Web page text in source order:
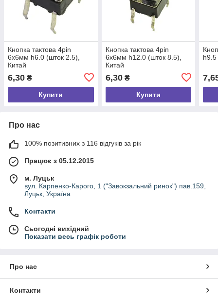
Кнопка тактова 4pin
6x6мм h6.0 (шток 2.5),
Китай
6,30 ₴
Купити
Кнопка тактова 4pin
6x6мм h12.0 (шток 8.5),
Китай
6,30₴
Купити
Про нас
100% позитивних з 116 відгуків за рік
Працює з 05.12.2015
м. Луцьк
вул. Карпенко-Карого, 1 ("Завокзальний ринок") пав.159,
Луцьк, Україна
Контакти
Сьогодні вихідний
Показати весь графік роботи
Про нас
Контакти